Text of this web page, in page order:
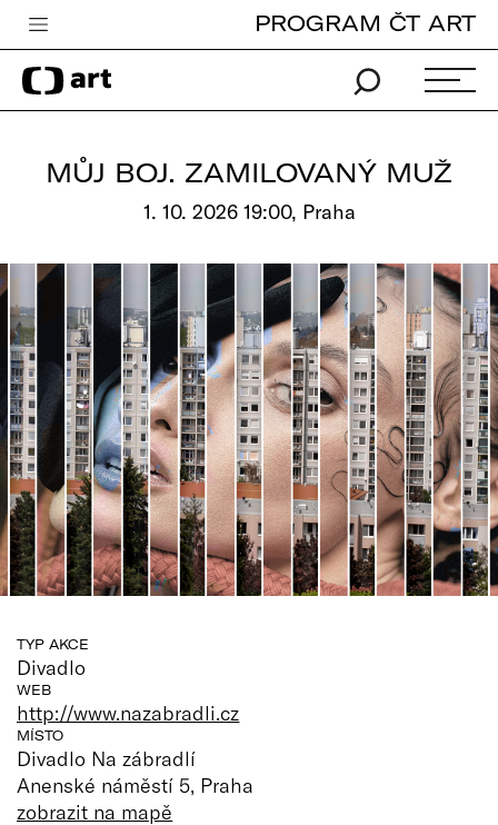
Česká televize
Zpravodajství
Pro děti
edu
Vše o ČT
PROGRAM ČT ART
MŮJ BOJ. ZAMILOVANÝ MUŽ
1. 10. 2026 19:00, Praha
TYP AKCE
Divadlo
WEB
http://www.nazabradli.cz
MÍSTO
Divadlo Na zábradlí
Anenské náměstí 5, Praha
zobrazit na mapě